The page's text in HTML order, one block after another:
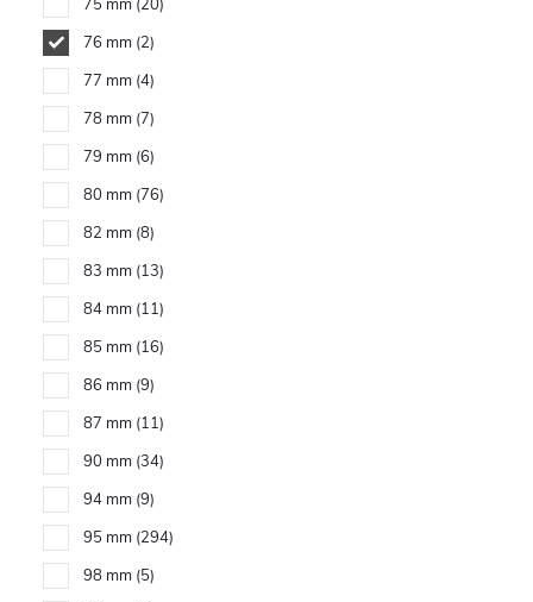
75 mm 20
76 mm 2
77 mm 4
78 mm 7
79 mm 6
80 mm 76
82 mm 8
83 mm 13
84 mm 11
85 mm 16
86 mm 9
87 mm 11
90 mm 34
94 mm 9
95 mm 294
98 mm 5